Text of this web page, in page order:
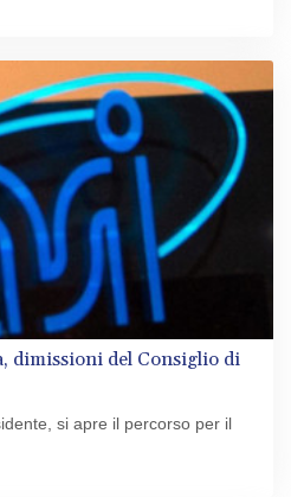
dimissioni del Consiglio di
si apre il percorso per il